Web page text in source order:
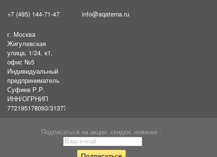
+7 (495) 144-71-47 info@aqatema.ru
г. Москва
Жигулевская
улица, 1/24, к1,
офис №5
Индивидуальный
предприниматель
Суфиев Р.Р.
ИНН/ОГРНИП
772195178093/31377461610054
Подписаться на акции, скидки, новинки :